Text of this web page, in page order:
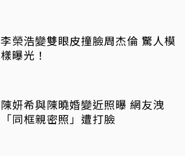
李榮浩變雙眼皮撞臉周杰倫 驚人模
樣曝光！
陳妍希與陳曉婚變近照曝 網友洩
「同框親密照」遭打臉